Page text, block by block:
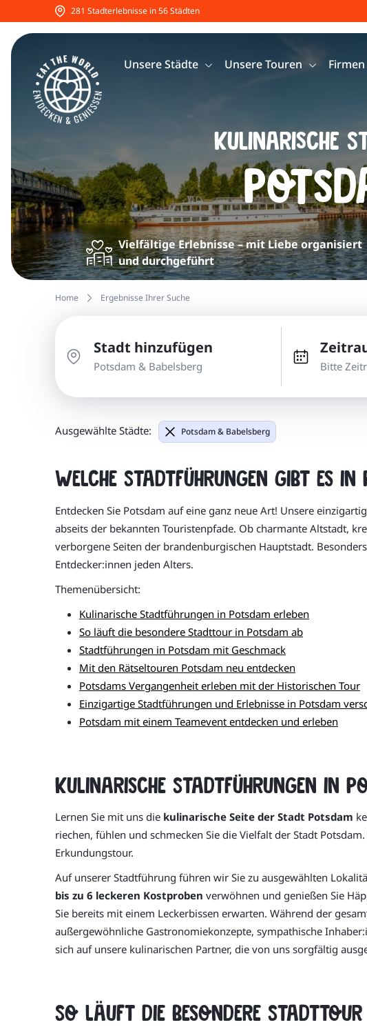
281 Stadterlebnisse in 56 Städten
Unsere Städte Unsere Touren
Kulinarische
Vielfältige Erlebnisse – mit Liebe organisiert
und durchgeführt
Home Ergebnisse Ihrer Suche
Stadt hinzufügen
Potsdam & Babelsberg Bitte
Ausgewählte Städte: Potsdam & Babelsberg
Welche Stadtführungen gibt es in
Entdecken Sie Potsdam auf eine ganz neue Art! Unsere
abseits der bekannten Touristenpfade. Ob charmante Altstadt,
verborgene Seiten der brandenburgischen Hauptstadt.
Entdecker:innen jeden Alters.
Themenübersicht:
Kulinarische Stadtführungen in Potsdam erleben
So läuft die besondere Stadttour in Potsdam ab
Stadtführungen in Potsdam mit Geschmack
Mit den Rätseltouren Potsdam neu entdecken
Potsdams Vergangenheit erleben mit der Historischen Tour
Einzigartige Stadtführungen und Erlebnisse in Potsdam
Potsdam mit einem Teamevent entdecken und erleben
Kulinarische Stadtführungen in
Lernen Sie mit uns die kulinarische Seite der Stadt Potsdam
riechen, fühlen und schmecken Sie die Vielfalt der Stadt
Erkundungstour.
Auf unserer Stadtführung führen wir Sie zu ausgewählten
bis zu 6 leckeren Kostproben verwöhnen und genießen Sie
Sie bereits mit einem Leckerbissen erwarten. Während der
außergewöhnliche Gastronomiekonzepte, sympathische
sich auf unsere kulinarischen Partner, die von uns sorgfältig
So läuft die besondere Stadttour